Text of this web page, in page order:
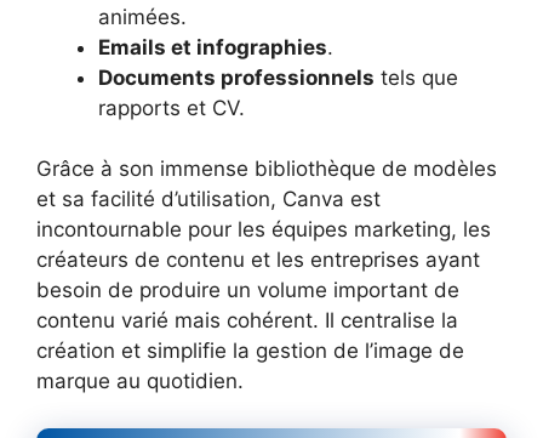
animées.
Emails et infographies.
Documents professionnels tels que
rapports et CV.
Grâce à son immense bibliothèque de modèles
et sa facilité d’utilisation, Canva est
incontournable pour les équipes marketing, les
créateurs de contenu et les entreprises ayant
besoin de produire un volume important de
contenu varié mais cohérent. Il centralise la
création et simplifie la gestion de l’image de
marque au quotidien.